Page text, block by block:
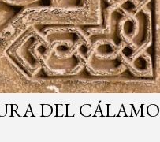
DEL CÁLAMO